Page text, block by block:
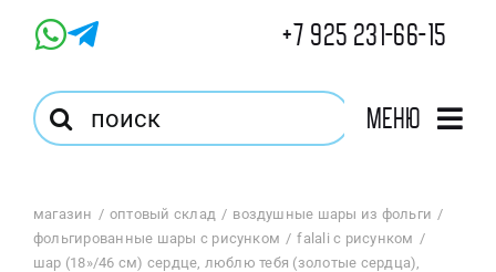
+7 925 231-66-15
Результат
поиска:
Меню
Магазин
магазин оптовый склад
воздушные шары из фольги
фольгированные шары с рисунком
falali с рисунком
шар (18»/46 см) сердце, люблю тебя (золотые сердца),